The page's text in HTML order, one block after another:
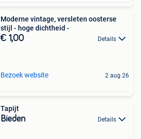
Moderne vintage, versleten oosterse
stijl - hoge dichtheid -
€ 1,00 Details
Bezoek website 2 aug 26
Tapijt
Bieden Details